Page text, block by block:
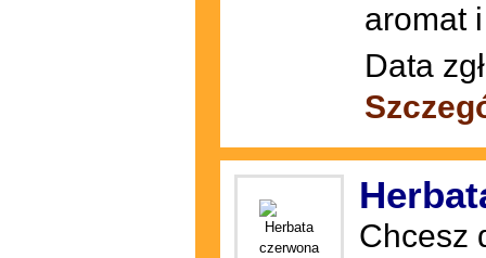
aromat
Data
Chcesz